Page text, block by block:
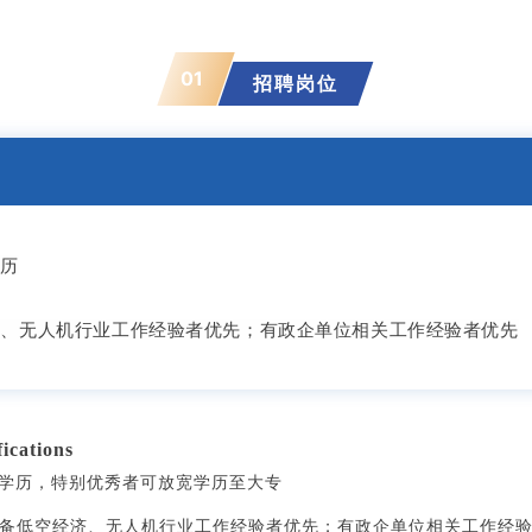
01 招聘岗位
无人机行业工作经验者优先；有政企单位相关工作经验者优先
历，特别优秀者可放宽学历至大专
低空经济、无人机行业工作经验者优先；有政企单位相关工作经